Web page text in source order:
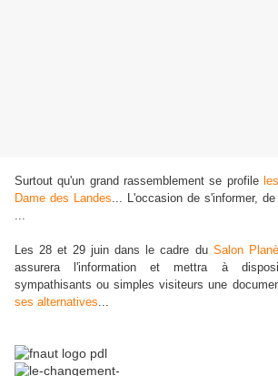
Surtout qu'un grand rassemblement se profile
Dame des Landes... L'occasion de s'informer,
...
Les 28 et 29 juin dans le cadre du Salon
assurera l'information et mettra à
sympathisants ou simples visiteurs une
ses alternatives...